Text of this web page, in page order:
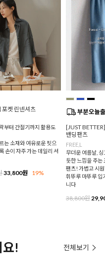
포켓 린넨셔츠
부터 간절기까지 활용도
는 소재와 여유로운 핏으
손이 자주 가는 데일리 셔
33,800원 19%
[JUST
밴딩팬츠
FREE,L
무더운 여름날,
듯한 느낌을 주는
팬츠! 가볍고 시
휘뚜루 마뚜루 입
니다
38,800원
요! 전체보기